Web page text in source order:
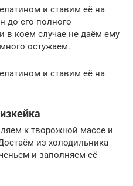
и ставим её на
до его полного
в коем случае не даём ему
остужаем.
и ставим её на
к творожной массе и
из холодильника
и заполняем её